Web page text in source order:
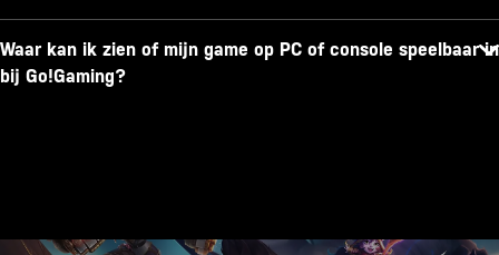
Waar kan ik zien of mijn game op PC of console speelbaar in
bij Go!Gaming?